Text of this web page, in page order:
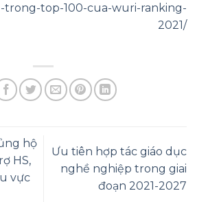
trong-top-100-cua-wuri-ranking-
2021/
hộ
HS,
vực
Ưu tiên hợp tác giáo dục
nghề nghiệp trong giai
đoạn 2021-2027